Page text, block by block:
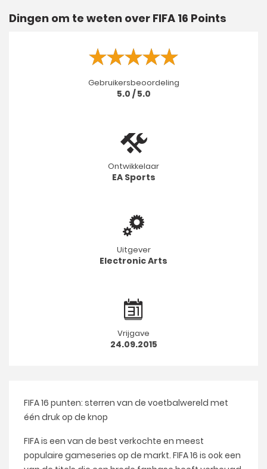
Dingen om te weten over FIFA 16 Points
Gebruikersbeoordeling
5.0 / 5.0
Ontwikkelaar
EA Sports
Uitgever
Electronic Arts
Vrijgave
24.09.2015
FIFA 16 punten: sterren van de voetbalwereld met
één druk op de knop
FIFA is een van de best verkochte en meest
populaire gameseries op de markt. FIFA 16 is ook een